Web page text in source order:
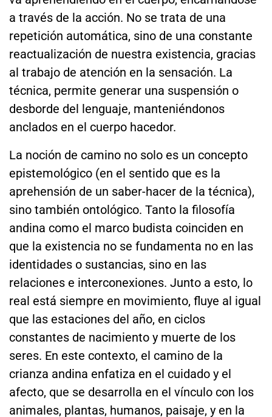
a través de la acción. No se trata de una
repetición automática, sino de una constante
reactualización de nuestra existencia, gracias
al trabajo de atención en la sensación. La
técnica, permite generar una suspensión o
desborde del lenguaje, manteniéndonos
anclados en el cuerpo hacedor.
La noción de camino no solo es un concepto
epistemológico (en el sentido que es la
aprehensión de un saber-hacer de la técnica),
sino también ontológico. Tanto la filosofía
andina como el marco budista coinciden en
que la existencia no se fundamenta no en las
identidades o sustancias, sino en las
relaciones e interconexiones. Junto a esto, lo
real está siempre en movimiento, fluye al igual
que las estaciones del año, en ciclos
constantes de nacimiento y muerte de los
seres. En este contexto, el camino de la
crianza andina enfatiza en el cuidado y el
afecto, que se desarrolla en el vínculo con los
animales, plantas, humanos, paisaje, y en la